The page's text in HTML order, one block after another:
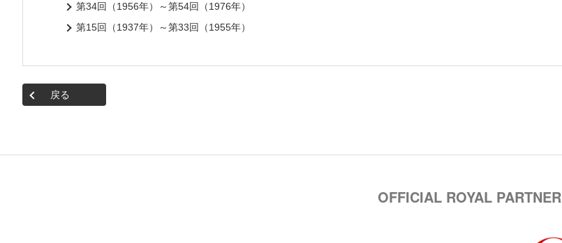
第34回（1956年）～第54回（1976年）
第15回（1937年）～第33回（1955年）
戻る
OFFICIAL ROYAL PARTNER